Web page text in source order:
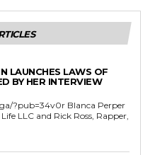
LAUNCHES LAWS OF
BY HER INTERVIEW
?pub=34v0r Blanca Perper
LLC and Rick Ross, Rapper,